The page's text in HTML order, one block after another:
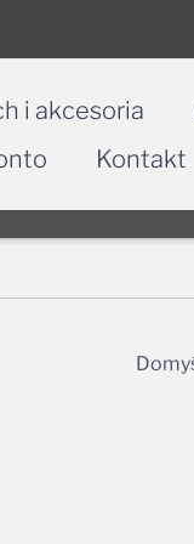
i akcesoria
Kontakt